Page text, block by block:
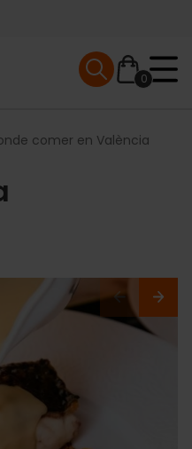
0
Mobile menu
comer en València